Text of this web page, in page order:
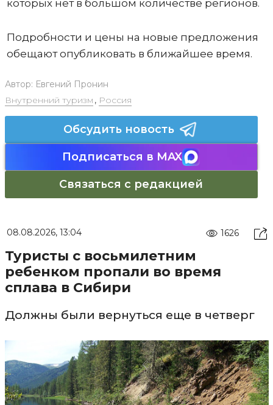
которых нет в большом количестве регионов.
Подробности и цены на новые предложения
обещают опубликовать в ближайшее время.
Автор: Евгений Пронин
Внутренний туризм , Россия
Обсудить новость
Подписаться в MAX
Связаться с редакцией
08.08.2026, 13:04 1626
Туристы с восьмилетним
ребенком пропали во время
сплава в Сибири
Должны были вернуться еще в четверг